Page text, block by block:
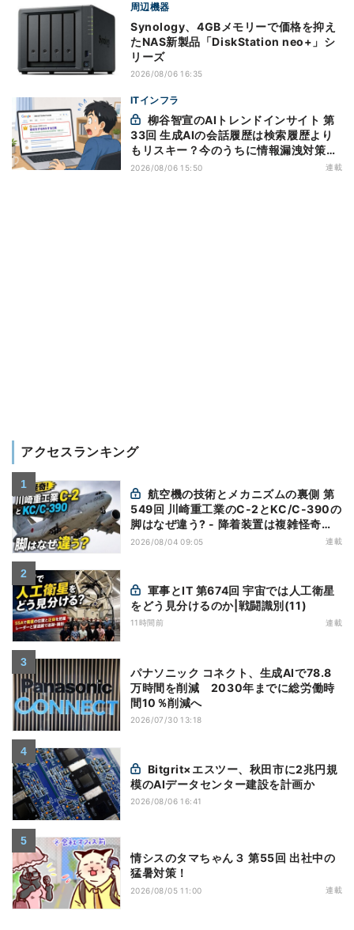
周辺機器
Synology、4GBメモリーで価格を抑え
たNAS新製品「DiskStation neo+」シ
リーズ
2026/08/06 16:35
ITインフラ
33回 生成AIの会話履歴は検索履歴より
もリスキー？今のうちに情報漏洩対策を
万全にしておこう
2026/08/06 15:50 連載
アクセスランキング
549回 川崎重工業のC-2とKC/C-390の
脚はなぜ違う? - 降着装置は複雑怪奇
(5)|軍用輸送機(10)
2026/08/04 09:05 連載
をどう見分けるのか|戦闘識別(11)
11時間前 連載
パナソニック コネクト、生成AIで78.8
万時間を削減 2030年までに総労働時
間10％削減へ
2026/07/30 13:18
模のAIデータセンター建設を計画か
2026/08/06 16:41
情シスのタマちゃん３ 第55回 出社中の
猛暑対策！
2026/08/05 11:00 連載